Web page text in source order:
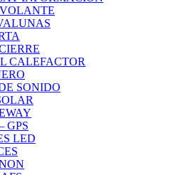
CALEFACTOR
SONIDO
GPS
LED